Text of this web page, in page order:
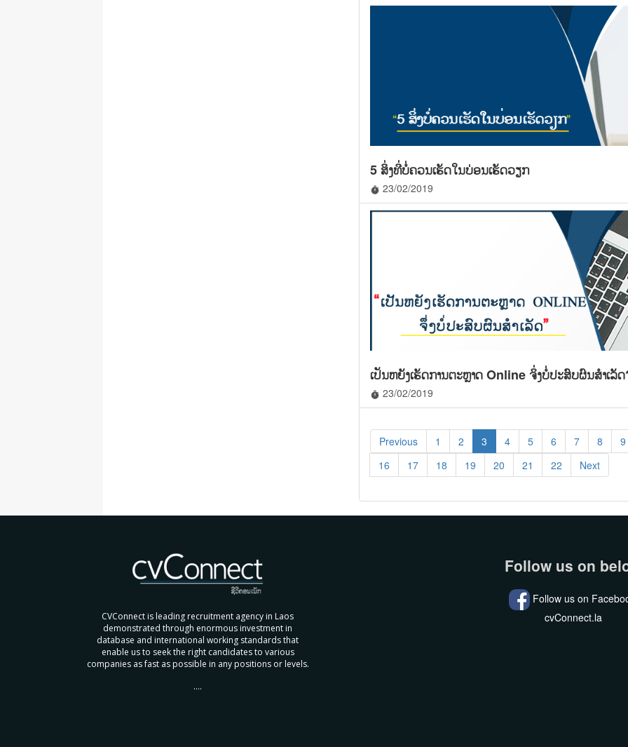
5 ສິ່ງທີ່ບໍ່ຄວນເຮັດ​ໃນ​ບ່ອ​ນ​ເຮັດ​ວຽກ
timer 23/02/2019
ເປັນຫຍັງເຮັດການຕະຫຼາດ Online ຈຶ່ງບໍ່ປະສົບຜົນສໍາເລັ
timer 23/02/2019
Previous 1 2 3 4 5 6 7 8
9
16
17 18 19 20 21 22 Next
CVConnect is leading recruitment agency in Laos
demonstrated through enormous investment in
database and international working standards that
enable us to seek the right candidates to various
companies as fast as possible in any positions or levels.
....
Follow us on
Follow us on
cvConnect.la